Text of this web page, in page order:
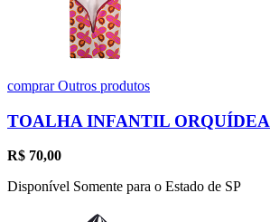
comprarOutros produtos
TOALHA INFANTIL ORQUÍDEA
R$ 70,00
Disponível Somente para o Estado de SP